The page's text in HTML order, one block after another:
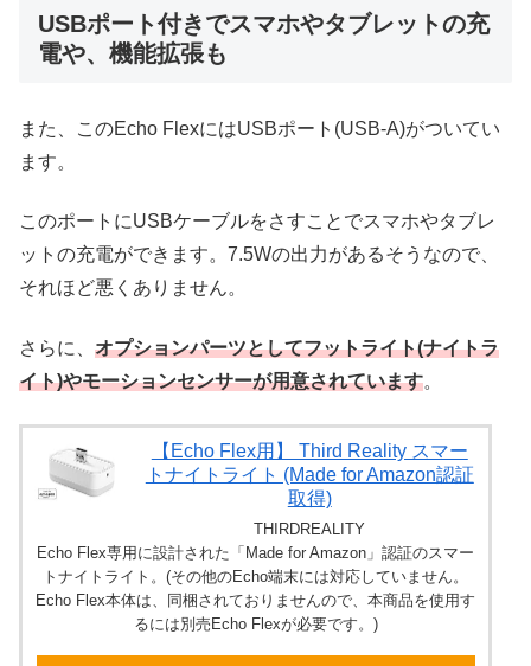
USBポート付きでスマホやタブレットの充
電や、機能拡張も
また、このEcho FlexにはUSBポート(USB-A)がついてい
ます。
このポートにUSBケーブルをさすことでスマホやタブレ
ットの充電ができます。7.5Wの出力があるそうなので、
それほど悪くありません。
さらに、 オプションパーツとしてフットライト(ナイトラ
イト)やモーションセンサーが用意されています。
【Echo Flex用】 Third Reality スマー
トナイトライト (Made for Amazon認証
取得)
THIRDREALITY
Echo Flex専用に設計された「Made for Amazon」認証のスマー
トナイトライト。(その他のEcho端末には対応していません。
Echo Flex本体は、同梱されておりませんので、本商品を使用す
るには別売Echo Flexが必要です。)